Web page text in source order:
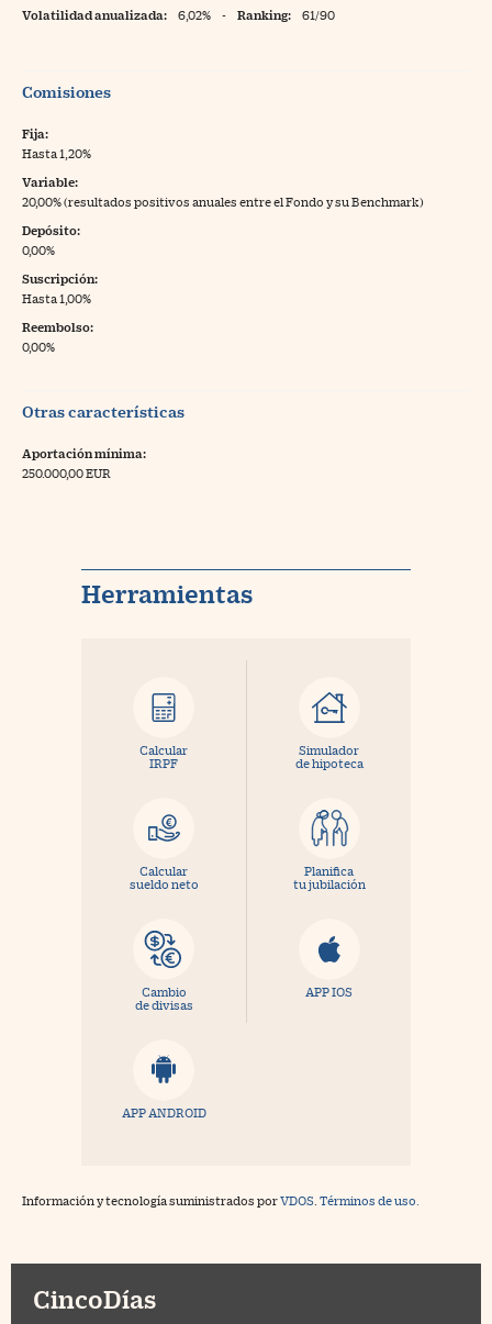
Volatilidad anualizada: 6,02% - Ranking: 61/90
Comisiones
Fija:
Hasta 1,20%
Variable:
20,00% (resultados positivos anuales entre el Fondo y su Benchmark)
Depósito:
0,00%
Suscripción:
Hasta 1,00%
Reembolso:
0,00%
Otras características
Aportación mínima:
250.000,00 EUR
Herramientas
Calcular
IRPF
Simulador
de hipoteca
Calcular
sueldo neto
Planifica
tu jubilación
Cambio
de divisas
APP IOS
APP ANDROID
Información y tecnología suministrados porVDOS Términos de uso.
CincoDías